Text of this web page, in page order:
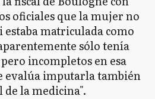
oficiales que la mujer no
estaba matriculada como
sólo tenía
incompletos en esa
evalúa imputarla también
la medicina".